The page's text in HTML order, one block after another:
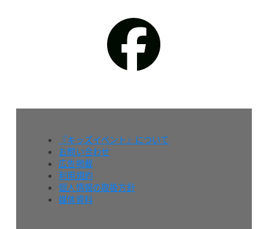
『キッズイベント』について
お問い合わせ
広告掲載
利用規約
個人情報の取扱方針
媒体資料